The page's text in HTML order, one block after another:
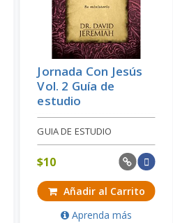
Jornada Con Jesús
Vol. 2 Guía de
estudio
GUIA DE ESTUDIO
$10
Añadir al Carrito
Aprenda más